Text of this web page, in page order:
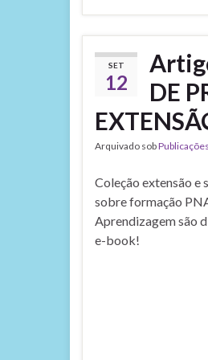
SET
12
DE
Arquivado sobPublicações
Coleção extensão e
sobre formação
Aprendizagem são
e-book!